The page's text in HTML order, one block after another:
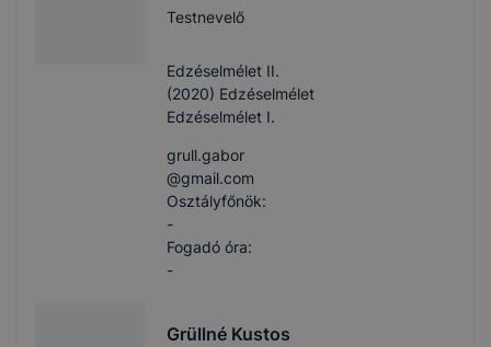
Testnevelő
Edzéselmélet II.
(2020) Edzéselmélet
Edzéselmélet I.
grull.gabor​
@gmail.com
Osztályfőnök:
-
Fogadó óra:
-
Grüllné Kustos